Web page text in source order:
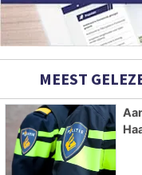
MEEST